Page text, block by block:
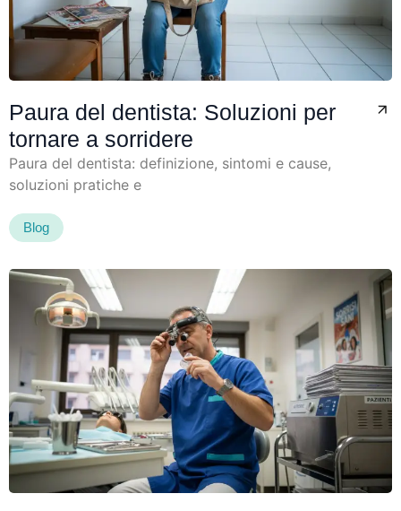
Paura del dentista: Soluzioni per
tornare a sorridere
Paura del dentista: definizione, sintomi e cause,
soluzioni pratiche e
Blog